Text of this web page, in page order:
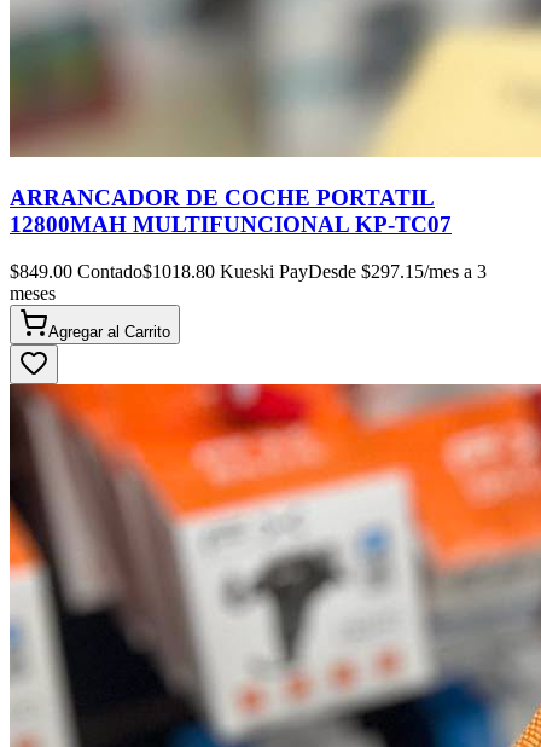
ARRANCADOR DE COCHE PORTATIL
12800MAH MULTIFUNCIONAL KP-TC07
$849.00 Contado$1018.80 Kueski PayDesde $297.15/mes a 3
meses
Agregar al Carrito